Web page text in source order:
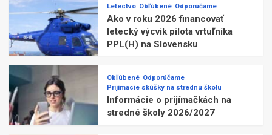
Letectvo Obľúbené Odporúčame
Ako v roku 2026 financovať
letecký výcvik pilota vrtuľníka
PPL(H) na Slovensku
Obľúbené Odporúčame
Prijímacie skúšky na strednú školu
Informácie o prijímačkách na
stredné školy 2026/2027